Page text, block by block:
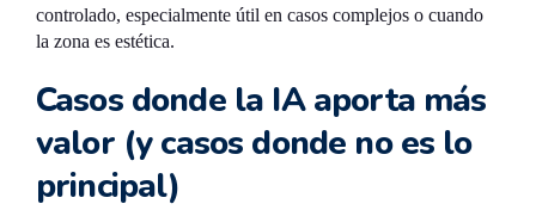
controlado, especialmente útil en casos complejos o cuando
la zona es estética.
Casos donde la IA aporta más
valor (y casos donde no es lo
principal)